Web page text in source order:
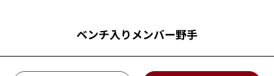
ベンチ入りメンバー野手